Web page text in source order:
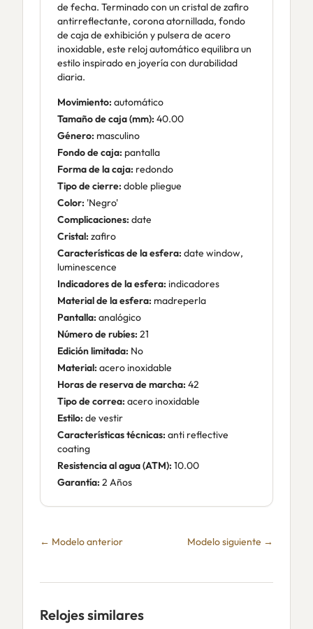
de fecha. Terminado con un cristal de zafiro
antirreflectante, corona atornillada, fondo
de caja de exhibición y pulsera de acero
inoxidable, este reloj automático equilibra un
estilo inspirado en joyería con durabilidad
diaria.
Movimiento: automático
Tamaño de caja (mm): 40.00
Género: masculino
Fondo de caja: pantalla
Forma de la caja: redondo
Tipo de cierre: doble pliegue
Color: 'Negro'
Complicaciones: date
Cristal: zafiro
Características de la esfera: date window,
luminescence
Indicadores de la esfera: indicadores
Material de la esfera: madreperla
Pantalla: analógico
Número de rubíes: 21
Edición limitada: No
Material: acero inoxidable
Horas de reserva de marcha: 42
Tipo de correa: acero inoxidable
Estilo: de vestir
Características técnicas: anti reflective
coating
Resistencia al agua (ATM): 10.00
Garantía: 2 Años
← Modelo anterior Modelo siguiente →
Relojes similares